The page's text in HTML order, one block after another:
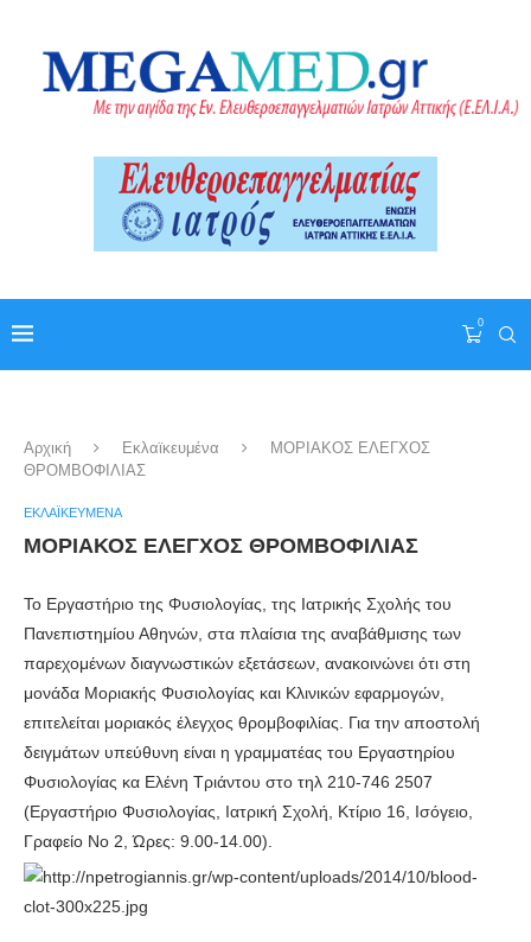
0
Αρχική Εκλαϊκευμένα
ΜΟΡΙΑΚΟΣ ΕΛΕΓΧΟΣ
ΘΡΟΜΒΟΦΙΛΙΑΣ
ΕΚΛΑΪΚΕΥΜΈΝΑ
ΜΟΡΙΑΚΟΣ ΕΛΕΓΧΟΣ ΘΡΟΜΒΟΦΙΛΙΑΣ
Το Εργαστήριο της Φυσιολογίας, της Ιατρικής Σχολής του
Πανεπιστημίου Αθηνών, στα πλαίσια της αναβάθμισης των
παρεχομένων διαγνωστικών εξετάσεων, ανακοινώνει ότι στη
μονάδα Μοριακής Φυσιολογίας και Κλινικών εφαρμογών,
επιτελείται μοριακός έλεγχος θρομβοφιλίας. Για την αποστολή
δειγμάτων υπεύθυνη είναι η γραμματέας του Εργαστηρίου
Φυσιολογίας κα Ελένη Τριάντου στο τηλ 210-746 2507
(Εργαστήριο Φυσιολογίας, Ιατρική Σχολή, Κτίριο 16, Ισόγειο,
Γραφείο Νο 2, Ώρες: 9.00-14.00).